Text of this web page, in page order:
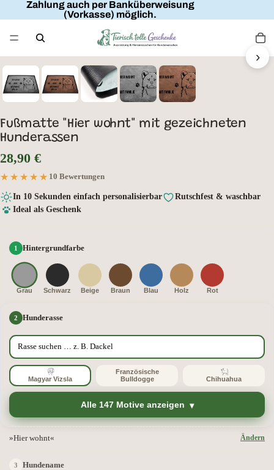
Zahlung auch per Banküberweisung
(Vorkasse) möglich.
HIER WOHNT
HUNDENAME
MIT FAMILIE
FAMILIENNAME ›
Fußmatte "Hier wohnt" mit gezeichneten
Hunderassen
28,90 €
★★★★★
★★★★★ 10 Bewertungen
In 10 Sekunden einfach personalisierbar
Rutschfest & waschbar
Ideal als Geschenk
Hintergrundfarbe
Grau Schwarz Beige Braun Blau Holz Rot
Hunderasse
Magyar Vizsla
Französische
Bulldogge
Chihuahua
Alle 147 Motive anzeigen
»Hier wohnt« Ändern
Hundename